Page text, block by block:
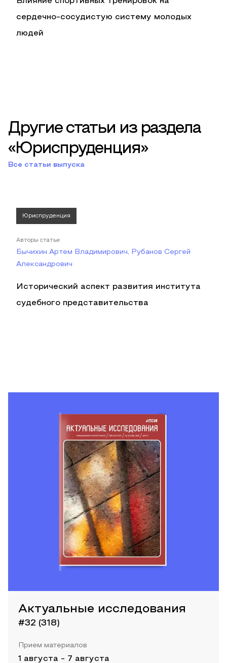
сердечно-сосудистую систему молодых
людей
Другие статьи из раздела
«Юриспруденция»
Все статьи выпуска
Юриспруденция
Авторы статьи
Бычихин Артем Владимирович, Рубанов Сергей
Александрович
Исторический аспект развития института
судебного представительства
Актуальные исследования
#32 (318)
Прием материалов
1 августа - 7 августа